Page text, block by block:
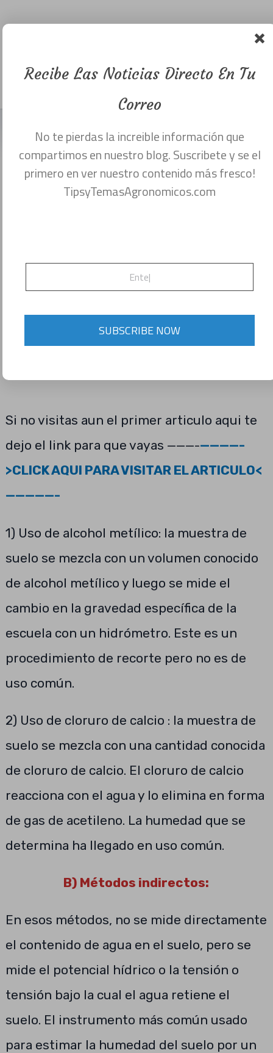
humedad del
2)
febrero 16, 2019
Lo prometido es deuda aquí les tenemos la
segunda parte de los métodos para medir y
conocer la humedad del suelo de manera
Si no visitas aun el primer articulo aqui te
dejo el link para que vayas ———-————-
>CLICK AQUI PARA VISITAR EL ARTICULO<
—————-
1) Uso de alcohol metílico: la muestra de
suelo se mezcla con un volumen conocido
de alcohol metílico y luego se mide el
cambio en la gravedad específica de la
escuela con un hidrómetro. Este es un
procedimiento de recorte pero no es de
uso común.
2) Uso de cloruro de calcio : la muestra de
suelo se mezcla con una cantidad conocida
de cloruro de calcio. El cloruro de calcio
reacciona con el agua y lo elimina en forma
de gas de acetileno. La humedad que se
determina ha llegado en uso común.
B) Métodos indirectos:
En esos métodos, no se mide directamente
el contenido de agua en el suelo, pero se
mide el potencial hídrico o la tensión o
tensión bajo la cual el agua retiene el
suelo. El instrumento más común usado
para estimar la humedad del suelo por un
Recibe Las Noticias Directo En Tu
Correo
No te pierdas la increible información que
compartimos en nuestro blog. Suscribete y se el
primero en ver nuestro contenido más fresco!
TipsyTemasAgronomicos.com
SUBSCRIBE NOW